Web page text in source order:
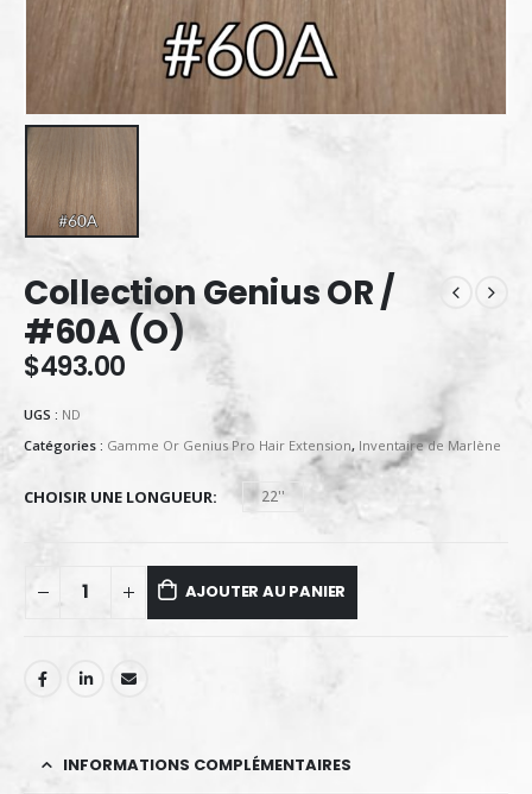
Collection Genius OR /
#60A (O)
$493.00
UGS : ND
Catégories : Gamme Or Genius Pro Hair Extension, Inventaire de Marlène
CHOISIR UNE LONGUEUR 22''
AJOUTER AU PANIER
INFORMATIONS COMPLÉMENTAIRES